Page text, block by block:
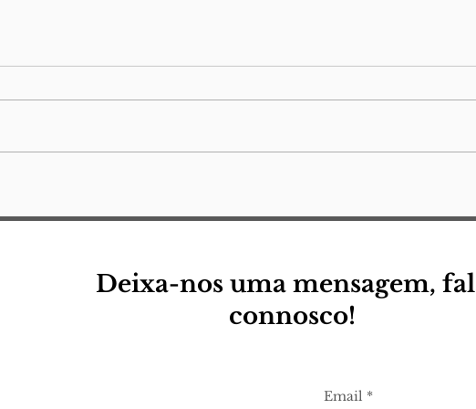
Deixa-nos uma mensagem,
connosco!
Email